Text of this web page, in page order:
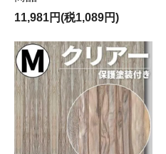
11,981円(税1,089円)